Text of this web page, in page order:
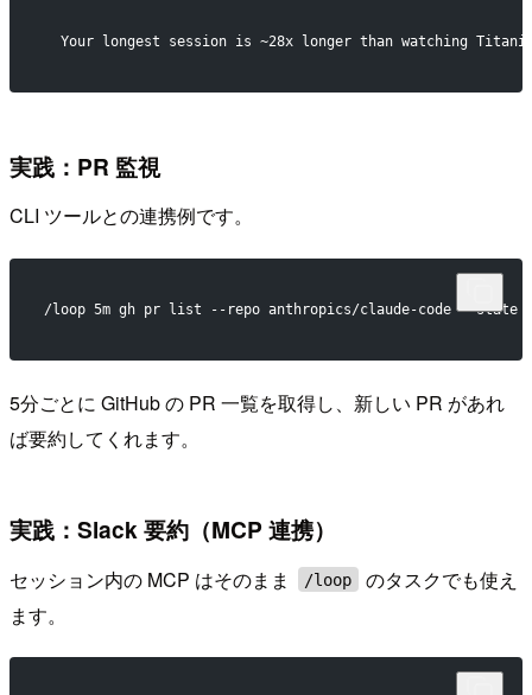
Your longest session is ~28x longer than watching
実践：PR 監視
CLI ツールとの連携例です。
/loop 5m gh pr list --repo anthropics/claude-code --state open
5分ごとに GitHub の PR 一覧を取得し、新しい PR があれ
ば要約してくれます。
実践：Slack 要約（MCP 連携）
セッション内の MCP はそのまま /loop
のタスクでも使え
ます。